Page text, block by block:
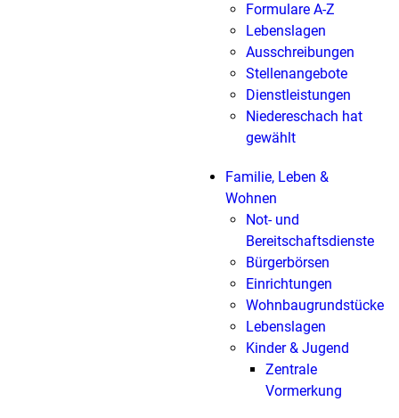
Formulare A-Z
Lebenslagen
Ausschreibungen
Stellenangebote
Dienstleistungen
Niedereschach hat
gewählt
Familie, Leben &
Wohnen
Not- und
Bereitschaftsdienste
Bürgerbörsen
Einrichtungen
Wohnbaugrundstücke
Lebenslagen
Kinder & Jugend
Zentrale
Vormerkung